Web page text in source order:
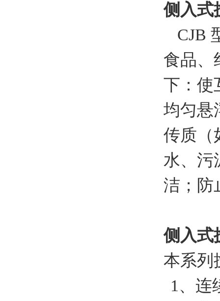
侧入式
CJB
食品、
下：使
均匀悬
传质（
水、污
洁；防
侧入式
本系列
1、连